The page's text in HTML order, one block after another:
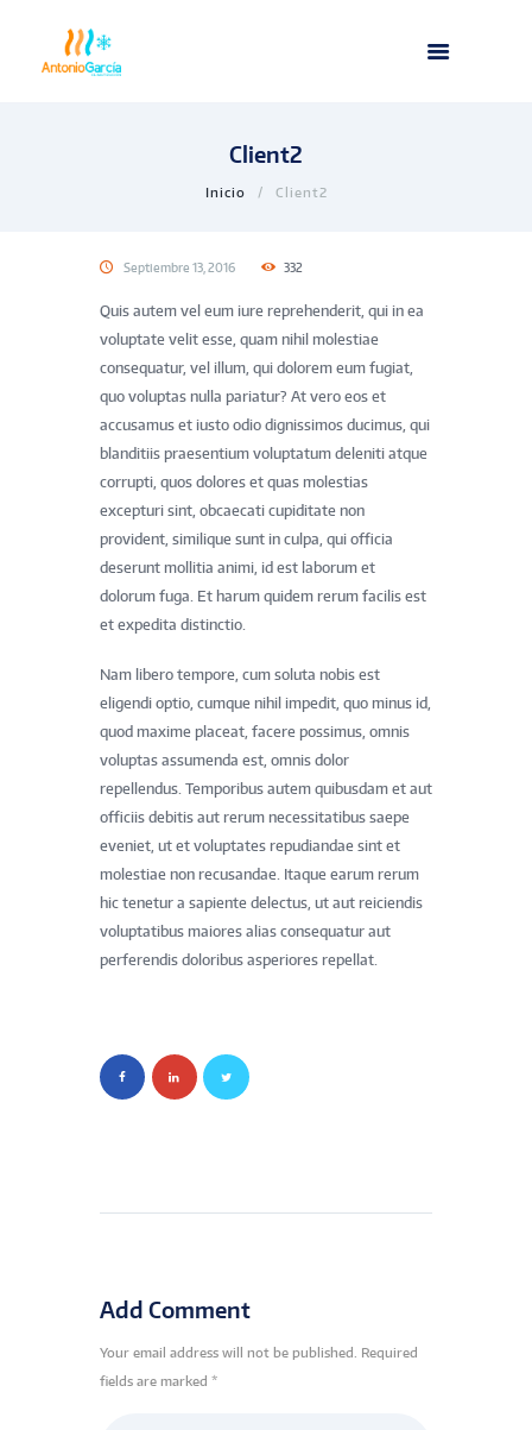
Client2
Inicio Client2
Septiembre 13, 2016 332
Quis autem vel eum iure reprehenderit, qui in ea
voluptate velit esse, quam nihil molestiae
consequatur, vel illum, qui dolorem eum fugiat,
quo voluptas nulla pariatur? At vero eos et
accusamus et iusto odio dignissimos ducimus, qui
blanditiis praesentium voluptatum deleniti atque
corrupti, quos dolores et quas molestias
excepturi sint, obcaecati cupiditate non
provident, similique sunt in culpa, qui officia
deserunt mollitia animi, id est laborum et
dolorum fuga. Et harum quidem rerum facilis est
et expedita distinctio.
Nam libero tempore, cum soluta nobis est
eligendi optio, cumque nihil impedit, quo minus id,
quod maxime placeat, facere possimus, omnis
voluptas assumenda est, omnis dolor
repellendus. Temporibus autem quibusdam et aut
officiis debitis aut rerum necessitatibus saepe
eveniet, ut et voluptates repudiandae sint et
molestiae non recusandae. Itaque earum rerum
hic tenetur a sapiente delectus, ut aut reiciendis
voluptatibus maiores alias consequatur aut
perferendis doloribus asperiores repellat.
Add Comment
Your email address will not be published. Required
fields are marked *